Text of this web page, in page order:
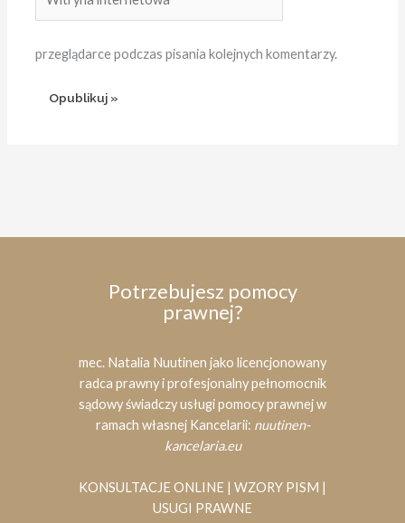
internetowa
przeglądarce podczas pisania kolejnych komentarzy.
Potrzebujesz pomocy
prawnej?
mec. Natalia Nuutinen jako licencjonowany
radca prawny i profesjonalny pełnomocnik
sądowy świadczy usługi pomocy prawnej w
ramach własnej Kancelarii: nuutinen-
kancelaria.eu
KONSULTACJE ONLINE | WZORY PISM |
USUGI PRAWNE